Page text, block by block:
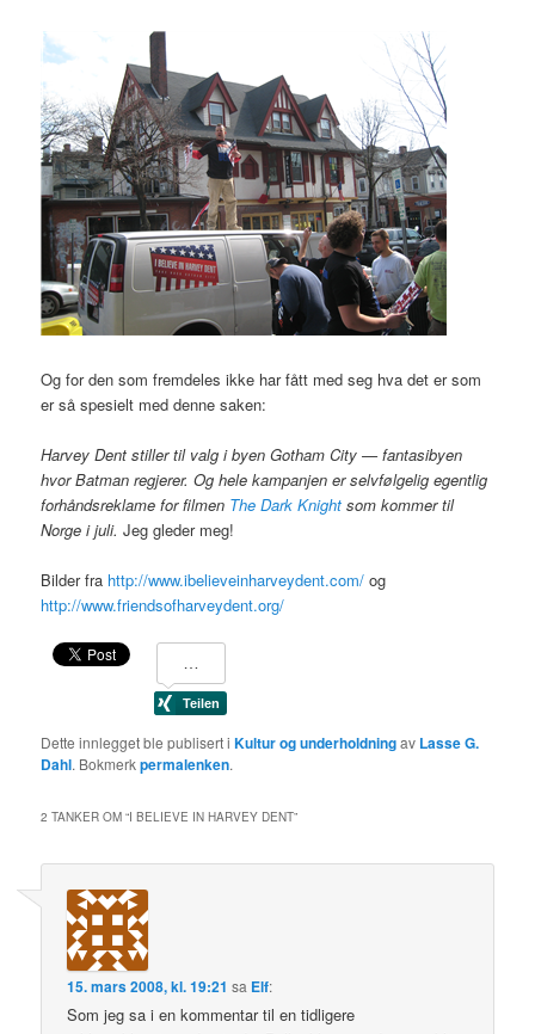
Og for den som fremdeles ikke har fått med seg hva det er som
er så spesielt med denne saken:
Harvey Dent stiller til valg i byen Gotham City — fantasibyen
hvor Batman regjerer. Og hele kampanjen er selvfølgelig egentlig
forhåndsreklame for filmen The Dark Knight som kommer til
Norge i juli. Jeg gleder meg!
Bilder fra http://www.ibelieveinharveydent.com/ og
http://www.friendsofharveydent.org/
Dette innlegget ble publisert iKultur og underholdningav Lasse G.
Dahl. Bokmerkpermalenken.
2 TANKER OM “I BELIEVE IN HARVEY DENT”
15. mars 2008, kl. 19:21 sa Elf:
Som jeg sa i en kommentar til en tidligere